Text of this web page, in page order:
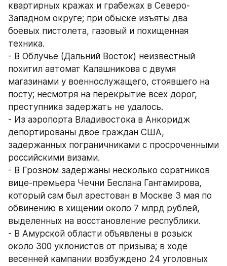
квартирных кражах и грабежах в Северо-
Западном округе; при обыске изъяты два
боевых пистолета, газовый и похищенная
техника.
- В Облучье (Дальний Восток) неизвестный
похитил автомат Калашникова с двумя
магазинами у военнослужащего, стоявшего на
посту; несмотря на перекрытие всех дорог,
преступника задержать не удалось.
- Из аэропорта Владивостока в Анкоридж
депортированы двое граждан США,
задержанных пограничниками с просроченными
российскими визами.
- В Грозном задержаны несколько соратников
вице-премьера Чечни Беслана Гантамирова,
который сам был арестован в Москве 3 мая по
обвинению в хищении около 7 млрд рублей,
выделенных на восстановление республики.
- В Амурской области объявлены в розыск
около 300 уклонистов от призыва; в ходе
весенней кампании возбуждено 24 уголовных